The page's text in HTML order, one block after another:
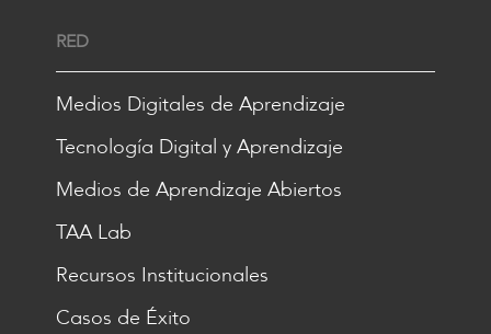
RED
Medios Digitales de Aprendizaje
Tecnología Digital y Aprendizaje
Medios de Aprendizaje Abiertos
TAA Lab
Recursos Institucionales
Casos de Éxito